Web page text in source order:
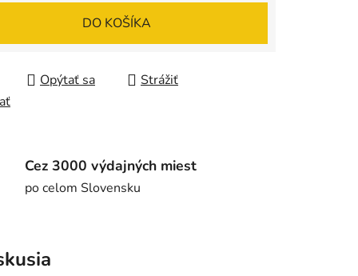
DO KOŠÍKA
Opýtať sa
Strážiť
Cez 3000 výdajných miest
po celom Slovensku